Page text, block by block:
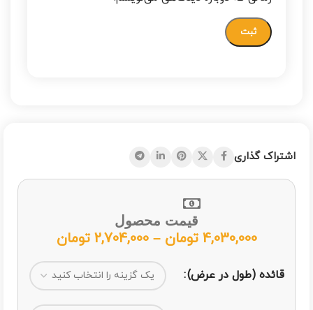
اشتراک گذاری
قیمت محصول
4,030,000 تومان –
2,704,000 تومان
قائده (طول در عرض)